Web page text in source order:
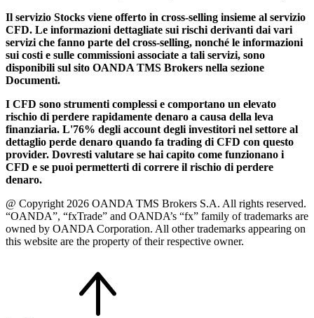
Il servizio Stocks viene offerto in cross-selling insieme al servizio
CFD. Le informazioni dettagliate sui rischi derivanti dai vari
servizi che fanno parte del cross-selling, nonché le informazioni
sui costi e sulle commissioni associate a tali servizi, sono
disponibili sul sito OANDA TMS Brokers nella sezione
Documenti.
I CFD sono strumenti complessi e comportano un elevato
rischio di perdere rapidamente denaro a causa della leva
finanziaria. L'76% degli account degli investitori nel settore al
dettaglio perde denaro quando fa trading di CFD con questo
provider. Dovresti valutare se hai capito come funzionano i
CFD e se puoi permetterti di correre il rischio di perdere
denaro.
@ Copyright 2026 OANDA TMS Brokers S.A. All rights reserved.
“OANDA”, “fxTrade” and OANDA’s “fx” family of trademarks are
owned by OANDA Corporation. All other trademarks appearing on
this website are the property of their respective owner.